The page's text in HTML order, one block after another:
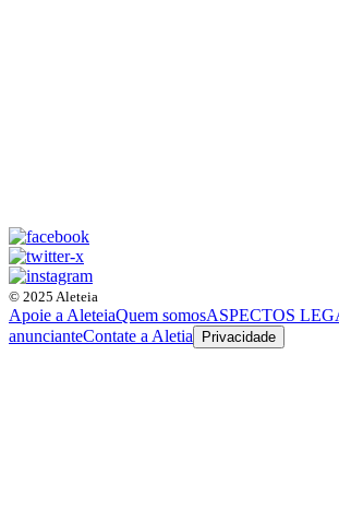
© 2025 Aleteia
Apoie a AleteiaQuem somosASPECTOS
anuncianteContate a Aletia Privacidade